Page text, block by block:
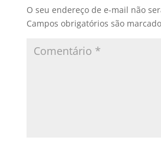
O seu endereço de e-mail não
Campos obrigatórios são